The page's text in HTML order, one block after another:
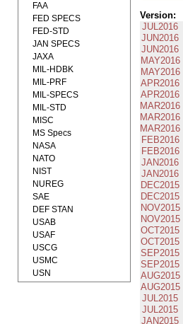
Version:
JUL2016
JUN2016
JUN2016
MAY2016
MAY2016
APR2016
APR2016
MAR2016
MAR2016
MAR2016
FEB2016
FEB2016
JAN2016
JAN2016
DEC2015
DEC2015
NOV2015
NOV2015
OCT2015
OCT2015
SEP2015
SEP2015
AUG2015
AUG2015
JUL2015
JUL2015
JAN2015
FAA
FED SPECS
FED-STD
JAN SPECS
JAXA
MIL-HDBK
MIL-PRF
MIL-SPECS
MIL-STD
MISC
MS Specs
NASA
NATO
NIST
NUREG
SAE
DEF STAN
USAB
USAF
USCG
USMC
USN